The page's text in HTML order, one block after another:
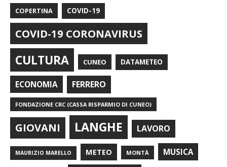
COPERTINA COVID-19
COVID-19 CORONAVIRUS
CULTURA CUNEO DATAMETEO
ECONOMIA FERRERO
FONDAZIONE CRC (CASSA RISPARMIO DI CUNEO)
GIOVANI LANGHE LAVORO
MAURIZIO MARELLO METEO MONTÀ MUSICA